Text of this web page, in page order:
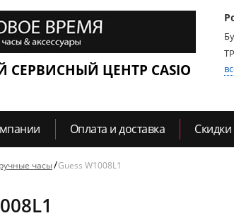
ЦЕНТР CASIO
Оплата и доставка
часы Guess W1008L1